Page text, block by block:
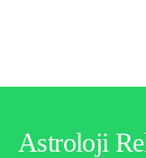
Astroloji